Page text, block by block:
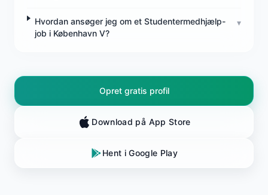
Hvordan ansøger jeg om et Studentermedhjælp-
job i København V?
▾
Opret gratis profil
Download på App Store
Hent i Google Play